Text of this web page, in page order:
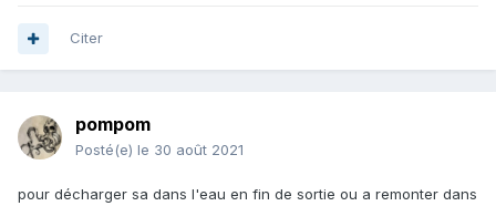
Citer
pompom
Posté(e) le 30 août 2021
pour décharger sa dans l'eau en fin de sortie ou a remonter dans